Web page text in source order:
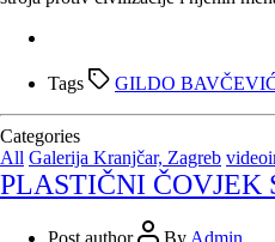
Tags GILDO
Categories
All Galerija Kranjčar, Zagreb
PLASTIČNI ČOVJEK